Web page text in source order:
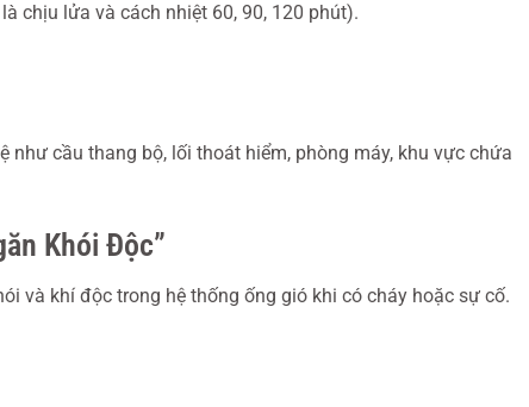
chịu lửa và cách nhiệt 60, 90, 120 phút).
cầu thang bộ, lối thoát hiểm, phòng máy, khu vực chứa
Khói Độc”
và khí độc trong hệ thống ống gió khi có cháy hoặc sự cố.